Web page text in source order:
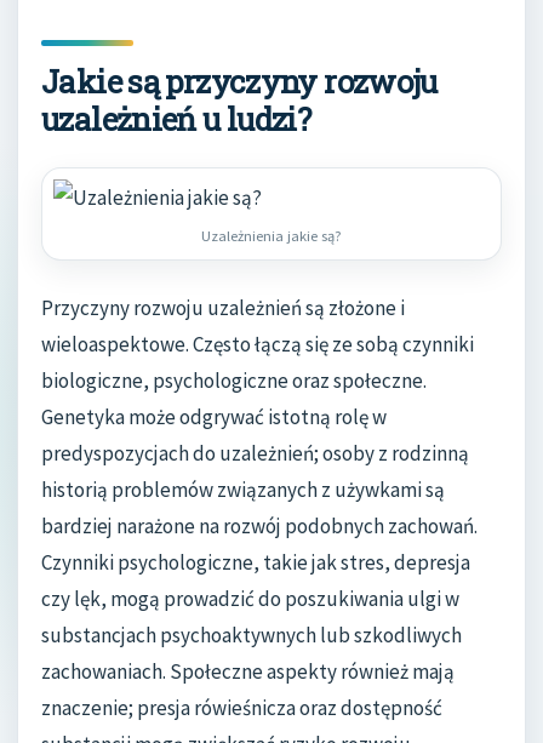
Jakie są przyczyny rozwoju
uzależnień u ludzi?
Uzależnienia jakie są?
Przyczyny rozwoju uzależnień są złożone i
wieloaspektowe. Często łączą się ze sobą czynniki
biologiczne, psychologiczne oraz społeczne.
Genetyka może odgrywać istotną rolę w
predyspozycjach do uzależnień; osoby z rodzinną
historią problemów związanych z używkami są
bardziej narażone na rozwój podobnych zachowań.
Czynniki psychologiczne, takie jak stres, depresja
czy lęk, mogą prowadzić do poszukiwania ulgi w
substancjach psychoaktywnych lub szkodliwych
zachowaniach. Społeczne aspekty również mają
znaczenie; presja rówieśnicza oraz dostępność